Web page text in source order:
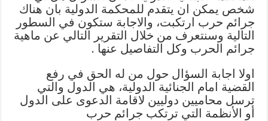
شخص يمكن ان يتقدم للمحكمة الدولية بان هناك
جرائم حرب ارتكبت، والاجابة ستكون في السطور
التالية وسنتعرف من خلال التقرير التالي عن ماهية
جرائم الحرب وكل التفاصيل عنها .
اولا اجابة السؤال حول من له الحق في رفع
القضية امام الجنائية الدولية، هي الدول والتي
ترسل محاميين دوليين لاقامة الدعوى على الدول
أو الأنظمة التي ترتكب جرائم حرب